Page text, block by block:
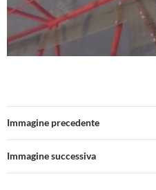
Immagine precedente
Immagine successiva